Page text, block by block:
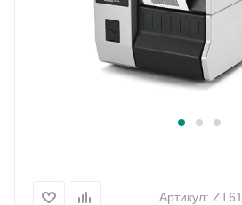
Артикул: